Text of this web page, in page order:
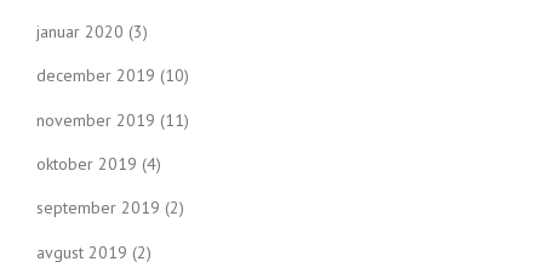
januar 2020 (3)
december 2019 (10)
november 2019 (11)
oktober 2019 (4)
september 2019 (2)
avgust 2019 (2)